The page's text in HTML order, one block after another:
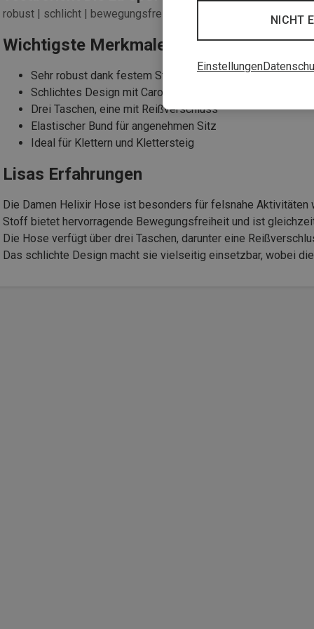
robust | schlicht | bewegungsfrei
Wichtigste Merkmale
Sehr robust dank festem Stretch-Material
Schlichtes Design mit Caro-Muster
Drei Taschen, eine mit Reißverschluss
Elastischer Bund für angenehmen Sitz
Ideal für Klettern und Klettersteig
Lisas Erfahrungen
Die Damen Helixir Hose ist besonders für felsnahe
Stoff bietet hervorragende Bewegungsfreiheit und ist
Die Hose verfügt über drei Taschen, darunter eine
Das schlichte Design macht sie vielseitig einsetzbar, wobei
NICHT
Einstellungen